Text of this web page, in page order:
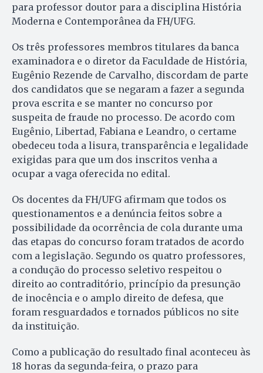
para professor doutor para a disciplina História
Moderna e Contemporânea da FH/UFG.
Os três professores membros titulares da banca
examinadora e o diretor da Faculdade de História,
Eugênio Rezende de Carvalho, discordam de parte
dos candidatos que se negaram a fazer a segunda
prova escrita e se manter no concurso por
suspeita de fraude no processo. De acordo com
Eugênio, Libertad, Fabiana e Leandro, o certame
obedeceu toda a lisura, transparência e legalidade
exigidas para que um dos inscritos venha a
ocupar a vaga oferecida no edital.
Os docentes da FH/UFG afirmam que todos os
questionamentos e a denúncia feitos sobre a
possibilidade da ocorrência de cola durante uma
das etapas do concurso foram tratados de acordo
com a legislação. Segundo os quatro professores,
a condução do processo seletivo respeitou o
direito ao contraditório, princípio da presunção
de inocência e o amplo direito de defesa, que
foram resguardados e tornados públicos no site
da instituição.
Como a publicação do resultado final aconteceu às
18 horas da segunda-feira, o prazo para